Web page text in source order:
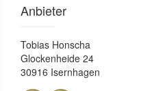
Anbieter
Tobias Honscha
Glockenheide 24
30916 Isernhagen